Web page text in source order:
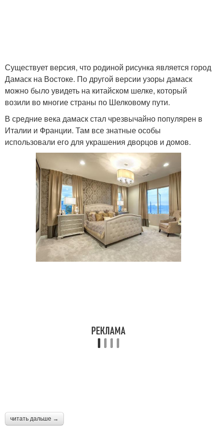
Существует версия, что родиной рисунка является город
Дамаск на Востоке. По другой версии узоры дамаск
можно было увидеть на китайском шелке, который
возили во многие страны по Шелковому пути.
В средние века дамаск стал чрезвычайно популярен в
Италии и Франции. Там все знатные особы
использовали его для украшения дворцов и домов.
читать дальше →